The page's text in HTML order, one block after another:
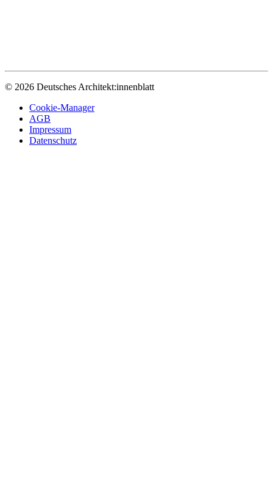
© 2026 Deutsches Architekt:innenblatt
Cookie-Manager
AGB
Impressum
Datenschutz